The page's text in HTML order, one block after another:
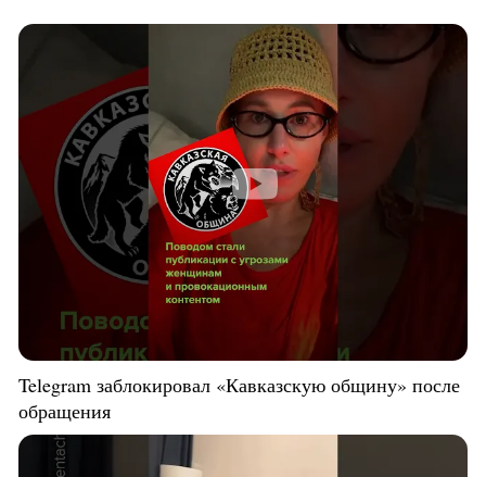
Telegram заблокировал «Кавказскую общину» после
обращения